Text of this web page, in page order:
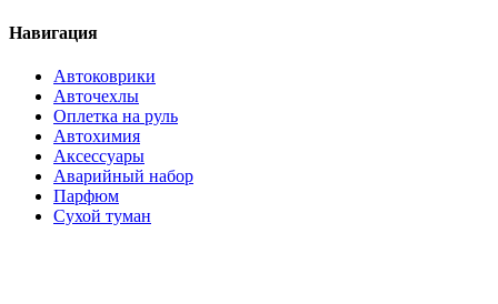
Навигация
Автоковрики
Авточехлы
Оплетка на руль
Автохимия
Аксессуары
Аварийный набор
Парфюм
Сухой туман